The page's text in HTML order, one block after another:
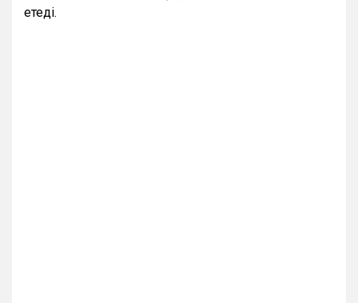
етеді.